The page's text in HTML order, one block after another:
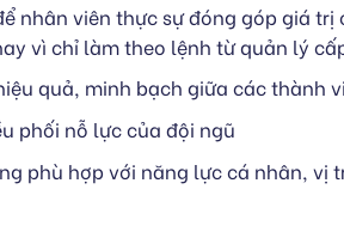
nhân viên thực sự đóng góp giá trị
vì chỉ làm theo lệnh từ quản lý
quả, minh bạch giữa các thành
phối nỗ lực của đội ngũ
phù hợp với năng lực cá nhân, vị